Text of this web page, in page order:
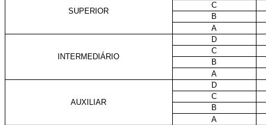
SUPERIOR
C
B
A
INTERMEDIÁRIO
D
C
B
A
AUXILIAR
D
C
B
A